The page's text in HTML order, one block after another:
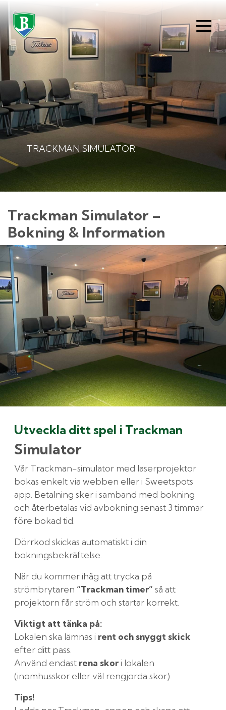
TRACKMAN SIMULATOR
Trackman Simulator –
Bokning & Information
Utveckla ditt spel i Trackman
Simulator
Vår Trackman-simulator med laserprojektor
bokas enkelt via webben eller i Sweetspots
app. Betalning sker i samband med bokning
och återbetalas vid avbokning senast 3 timmar
före bokad tid.
Dörrkod skickas automatiskt i din
bokningsbekräftelse.
När du kommer ihåg att trycka på
strömbrytaren “Trackman timer” så att
projektorn får ström och startar korrekt.
Viktigt att tänka på:
Lokalen ska lämnas i rent och snyggt skick
efter ditt pass.
Använd endast rena skori lokalen
(inomhusskor eller väl rengjorda skor).
Tips!